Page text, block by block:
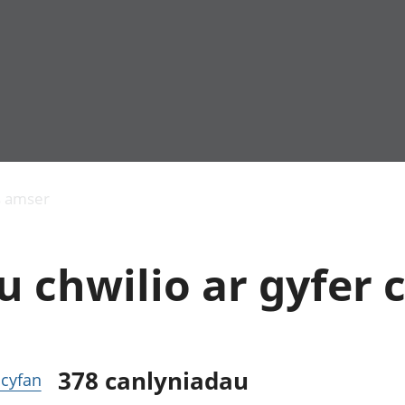
Llwodraeth, y sector
cyhoeddus a threthi
Gros
Mynegeion
Addysg a gofal
Etholiadau
amser
chwilio ar gyfer
378 canlyniadau